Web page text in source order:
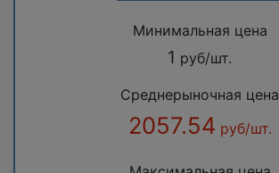
Минимальная цена
1 руб/шт.
Среднерыночная цена
2057.54 руб/шт.